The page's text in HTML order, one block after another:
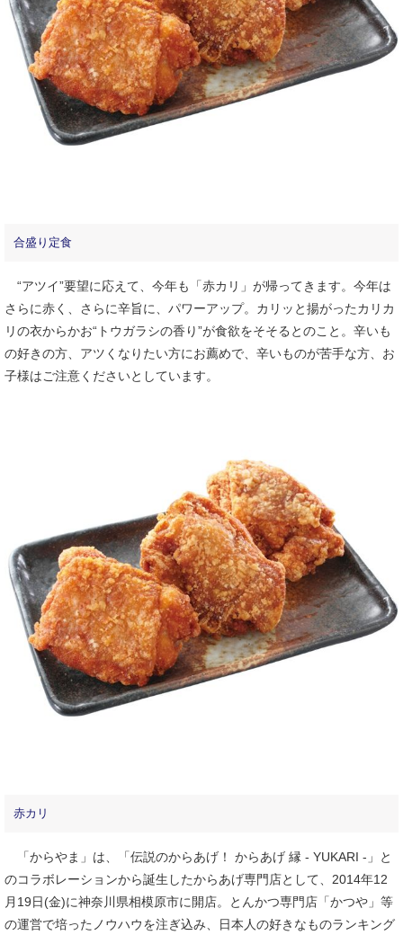
合盛り定食
“アツイ”要望に応えて、今年も「赤カリ」が帰ってきます。今年は
さらに赤く、さらに辛旨に、パワーアップ。カリッと揚がったカリカ
リの衣からかお“トウガラシの香り”が食欲をそそるとのこと。辛いも
の好きの方、アツくなりたい方にお薦めで、辛いものが苦手な方、お
子様はご注意くださいとしています。
赤カリ
「からやま」は、「伝説のからあげ！ からあげ 縁 - YUKARI -」と
のコラボレーションから誕生したからあげ専門店として、2014年12
月19日(金)に神奈川県相模原市に開店。とんかつ専門店「かつや」等
の運営で培ったノウハウを注ぎ込み、日本人の好きなものランキング